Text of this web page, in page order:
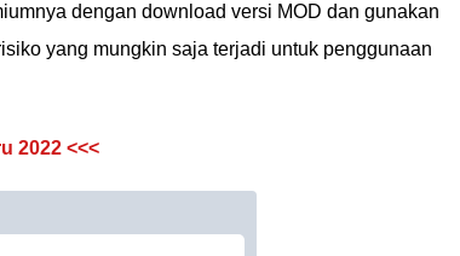
dengan download versi MOD dan gunakan
yang mungkin saja terjadi untuk penggunaan
2022 <<<